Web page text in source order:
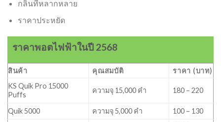
กลิ่นที่หลากหลาย
ราคาประหยัด
ราคาพอตไฟฟ้าในปี 2568
สินค้า คุณสมบัติ
ราคา (บาท)
KS Quik Pro 15000
Puffs
ความจุ 15,000 คำ 180 – 220
Quik 5000 ความจุ 5,000 คำ 100 – 130